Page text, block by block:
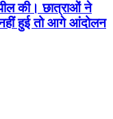
की। छात्राओं ने
नहीं हुई तो आगे आंदोलन